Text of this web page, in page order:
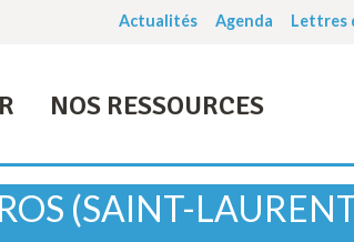
Actualités Agenda Lettres
NOS RESSOURCES
(SAINT-